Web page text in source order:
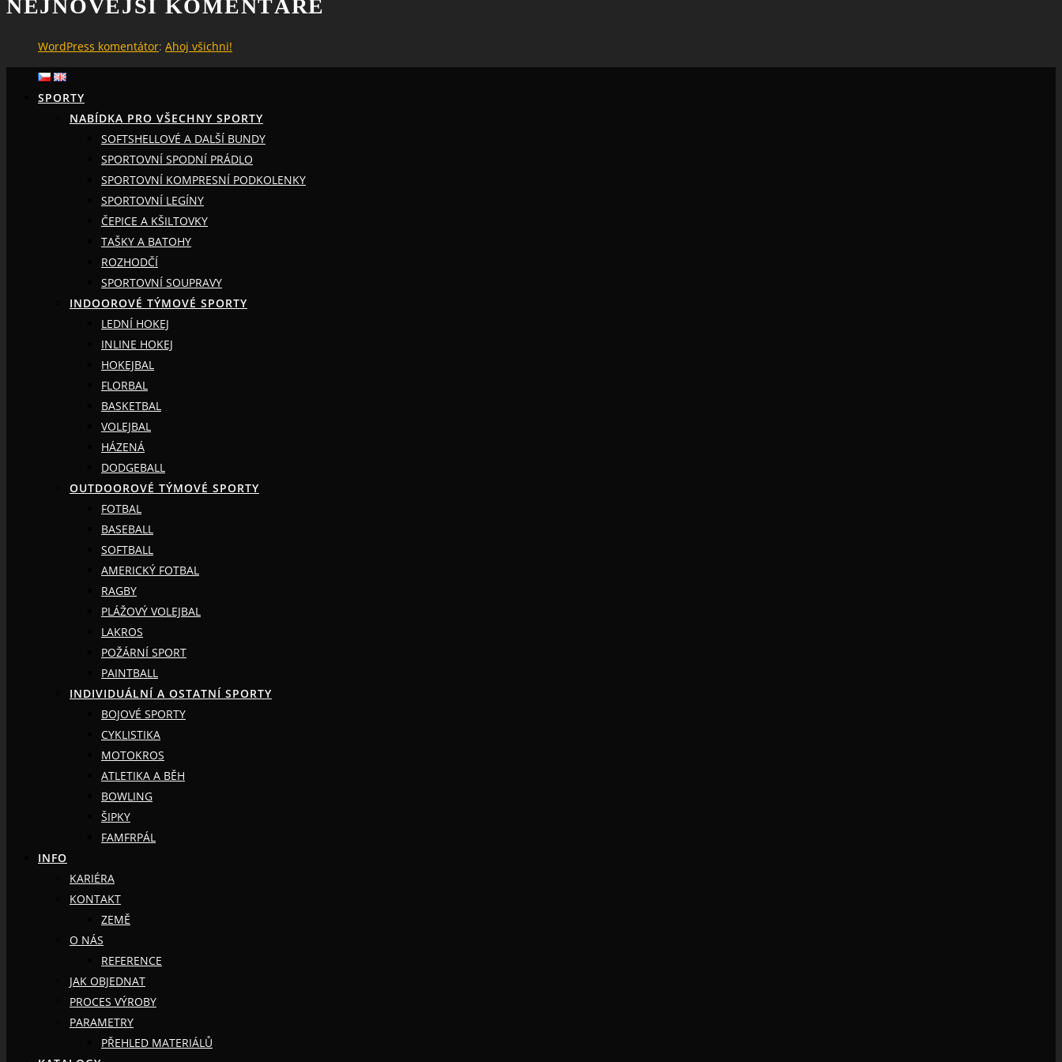
NEJNOVĚJŠÍ KOMENTÁŘE
WordPress komentátor: Ahoj všichni!
SPORTY
NABÍDKA PRO VŠECHNY SPORTY
SOFTSHELLOVÉ A DALŠÍ BUNDY
SPORTOVNÍ SPODNÍ PRÁDLO
SPORTOVNÍ KOMPRESNÍ PODKOLENKY
SPORTOVNÍ LEGÍNY
ČEPICE A KŠILTOVKY
TAŠKY A BATOHY
ROZHODČÍ
SPORTOVNÍ SOUPRAVY
INDOOROVÉ TÝMOVÉ SPORTY
LEDNÍ HOKEJ
INLINE HOKEJ
HOKEJBAL
FLORBAL
BASKETBAL
VOLEJBAL
HÁZENÁ
DODGEBALL
OUTDOOROVÉ TÝMOVÉ SPORTY
FOTBAL
BASEBALL
SOFTBALL
AMERICKÝ FOTBAL
RAGBY
PLÁŽOVÝ VOLEJBAL
LAKROS
POŽÁRNÍ SPORT
PAINTBALL
INDIVIDUÁLNÍ A OSTATNÍ SPORTY
BOJOVÉ SPORTY
CYKLISTIKA
MOTOKROS
ATLETIKA A BĚH
BOWLING
ŠIPKY
FAMFRPÁL
INFO
KARIÉRA
KONTAKT
ZEMĚ
O NÁS
REFERENCE
JAK OBJEDNAT
PROCES VÝROBY
PARAMETRY
PŘEHLED MATERIÁLŮ